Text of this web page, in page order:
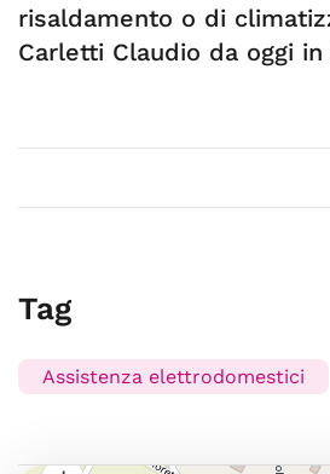
risaldamento o di
Carletti Claudio da oggi in
Tag
Assistenza elettrodomestici